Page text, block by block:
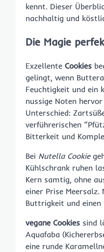
kennt. Dieser
nachhaltig und
Die Magie
Exzellente Cookies
gelingt, wenn
Feuchtigkeit und ein
nussige Noten
Unterschied:
verführerischen
Bitterkeit und
Bei Nutella Cookie
Kühlschrank ruhen
Kern samtig, ohne
einer Prise
Buttrigkeit und einen
vegane Cookies sind
Aquafaba
eine runde